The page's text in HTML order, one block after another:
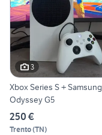
3
Xbox Series S + Samsung
Odyssey G5
250 €
Trento(TN)